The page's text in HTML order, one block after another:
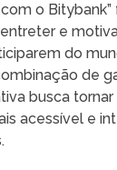
o
e
do
de
busca
acessível e